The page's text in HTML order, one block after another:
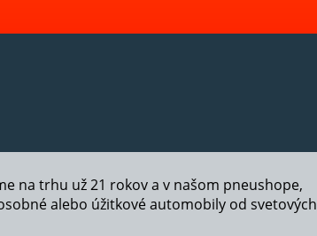
na trhu už 21 rokov a v našom pneushope,
alebo úžitkové automobily od svetových